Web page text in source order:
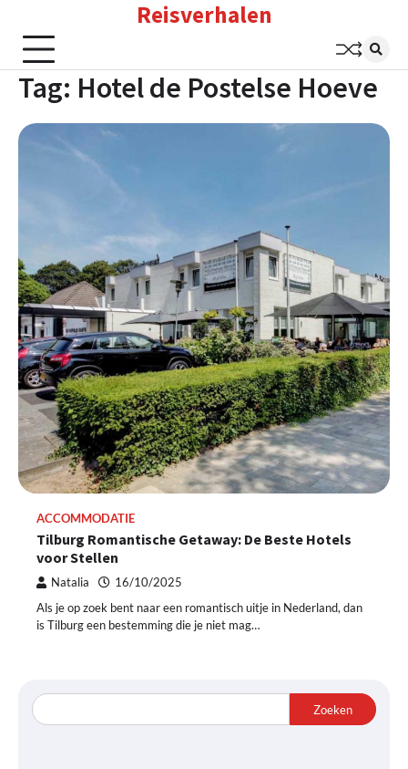
content
Reisverhalen
Tag: Hotel de Postelse Hoeve
ACCOMMODATIE
Tilburg Romantische Getaway: De Beste Hotels
voor Stellen
Natalia 16/10/2025
Als je op zoek bent naar een romantisch uitje in Nederland, dan
is Tilburg een bestemming die je niet mag…
Zoeken